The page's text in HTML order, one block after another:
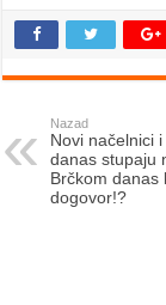
Nazad
Novi načelnici
danas stupaju
Brčkom danas
dogovor!?